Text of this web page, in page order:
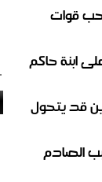
قوات
ابنة حاكم
قد يتحول
الصادم